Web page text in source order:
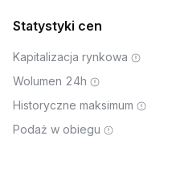
Statystyki cen
Kapitalizacja rynkowa
Wolumen 24h
Historyczne maksimum
Podaż w obiegu